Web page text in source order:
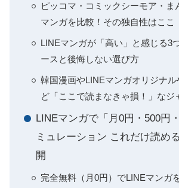
ピッコマ・コミックシーモア・ま
マンガを比較！その独自性はここ
LINEマンガが「高い」と感じる3
ースと後悔しない選び方
韓国漫画やLINEマンガオリジナ
ど「ここで読まなきゃ損！」なジ
LINEマンガで「月0円・500円
ミュレーション これだけ読め
開
完全無料（月0円）でLINEマンガ